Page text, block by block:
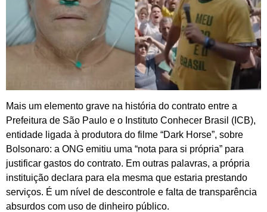
Mais um elemento grave na história do contrato entre a
Prefeitura de São Paulo e o Instituto Conhecer Brasil (ICB),
entidade ligada à produtora do filme “Dark Horse”, sobre
Bolsonaro: a ONG emitiu uma “nota para si própria” para
justificar gastos do contrato. Em outras palavras, a própria
instituição declara para ela mesma que estaria prestando
serviços. É um nível de descontrole e falta de transparência
absurdos com uso de dinheiro público.